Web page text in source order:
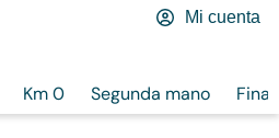
Km 0 Segunda mano
Mi cuenta